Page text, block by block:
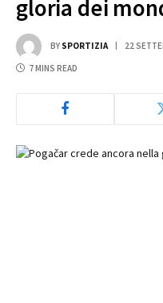
gloria dei
BY SPORTIZIA 22
7 MINS READ